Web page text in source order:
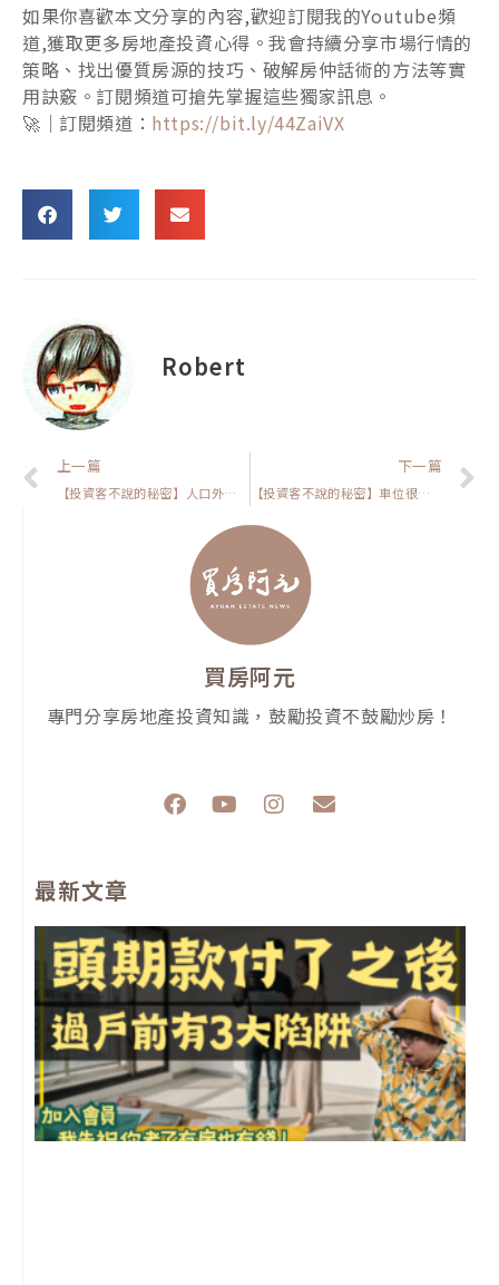
如果你喜歡本文分享的內容,歡迎訂閱我的Youtube頻
道,獲取更多房地產投資心得。我會持續分享市場行情的
策略、找出優質房源的技巧、破解房仲話術的方法等實
用訣竅。訂閱頻道可搶先掌握這些獨家訊息。
🚀｜訂閱頻道： https://bit.ly/44ZaiVX
Robert
上一頁
上一篇
【投資客不說的秘密】人口外移下，為何房價仍飆漲？揭開房市真相！
下一篇
【投資客不說的秘密】車位很重要嗎?顛覆你的買房認知！
買房阿元
專門分享房地產投資知識，鼓勵投資不鼓勵炒房！
F
a
o
k
Y
e
I
r
a
m
E
p
e
最新文章